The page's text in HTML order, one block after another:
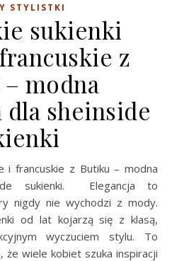
STYLISTKI
sukienki
z
modna
sheinside
sukienki. Elegancja to
nigdy nie wychodzi z mody.
od lat kojarzą się z klasą,
wyczuciem stylu. To
że wiele kobiet szuka inspiracji